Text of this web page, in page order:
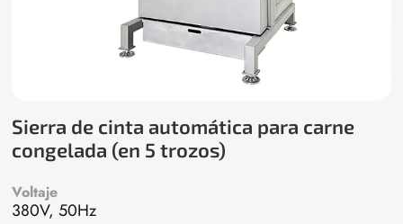
Sierra de cinta automática para carne
congelada (en 5 trozos)
Voltaje
380V, 50Hz